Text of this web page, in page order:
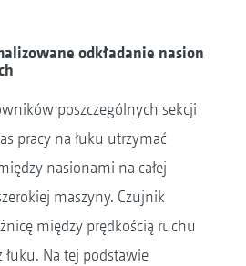
odkładanie nasion
poszczególnych sekcji
pracy na łuku utrzymać
nasionami na całej
maszyny. Czujnik
między prędkością ruchu
Na tej podstawie